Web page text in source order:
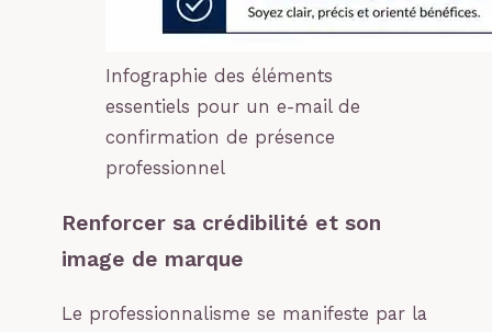
Infographie des éléments
essentiels pour un e-mail de
confirmation de présence
professionnel
Renforcer sa crédibilité et son
image de marque
Le professionnalisme se manifeste par la